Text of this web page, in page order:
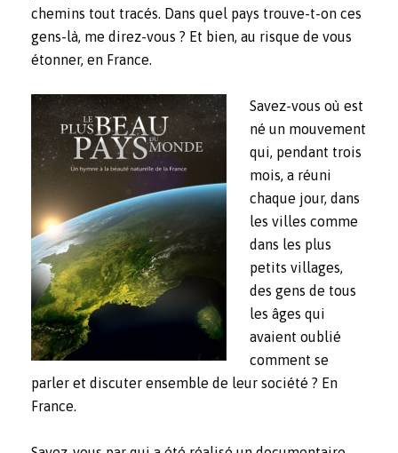
chemins tout tracés. Dans quel pays trouve-t-on ces
gens-là, me direz-vous ? Et bien, au risque de vous
étonner, en France.
Savez-vous où est
né un mouvement
qui, pendant trois
mois, a réuni
chaque jour, dans
les villes comme
dans les plus
petits villages,
des gens de tous
les âges qui
avaient oublié
comment se
parler et discuter ensemble de leur société ? En
France.